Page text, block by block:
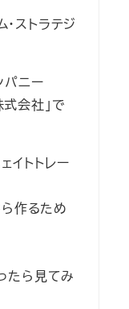
ストラテジ
パニー
式会社」で
イトトレー
作るため
たら見てみ